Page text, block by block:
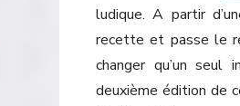
ludique. A partir
recette et passe le
changer qu’un
deuxième édition de